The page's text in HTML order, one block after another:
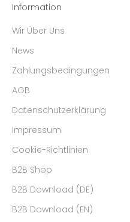
Information
Wir Über Uns
News
Zahlungsbedingungen
AGB
Datenschutzerklärung
Impressum
Cookie-Richtlinien
B2B Shop
B2B Download (DE)
B2B Download (EN)